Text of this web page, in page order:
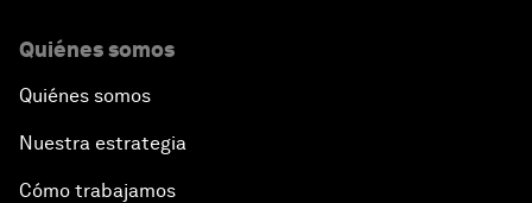
Quiénes somos
Quiénes somos
Nuestra estrategia
Cómo trabajamos